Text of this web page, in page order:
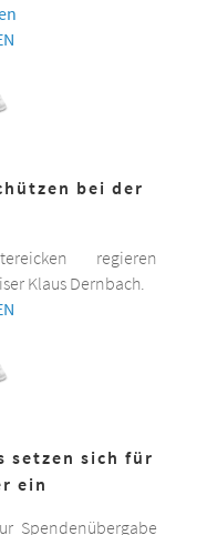
bei der
regieren
Klaus Dernbach.
setzen sich für
ein
Spendenübergabe